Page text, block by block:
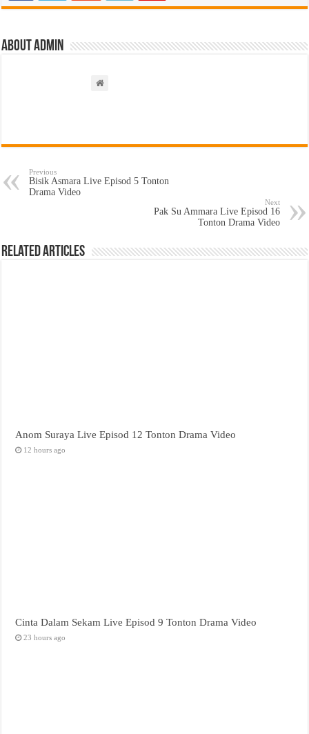
About admin
Previous
Bisik Asmara Live Episod 5 Tonton
Drama Video
Next
Pak Su Ammara Live Episod 16
Tonton Drama Video
Related Articles
Anom Suraya Live Episod 12 Tonton Drama Video
12 hours ago
Cinta Dalam Sekam Live Episod 9 Tonton Drama Video
23 hours ago